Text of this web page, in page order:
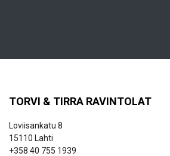
TORVI & TIRRA RAVINTOLAT
Loviisankatu 8
15110 Lahti
+358 40 755 1939